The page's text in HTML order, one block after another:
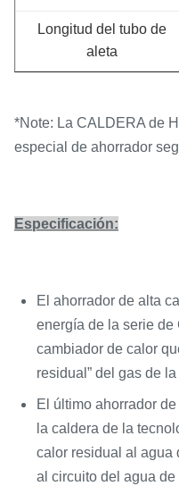
Longitud del tubo de
aleta
*Note: La CALDERA de
especial de ahorrador
Especificación:
El ahorrador de alta
energía de la serie de
cambiador de calor
residual” del gas de
El último ahorrador
la caldera de la
calor residual al agua
al circuito del agua